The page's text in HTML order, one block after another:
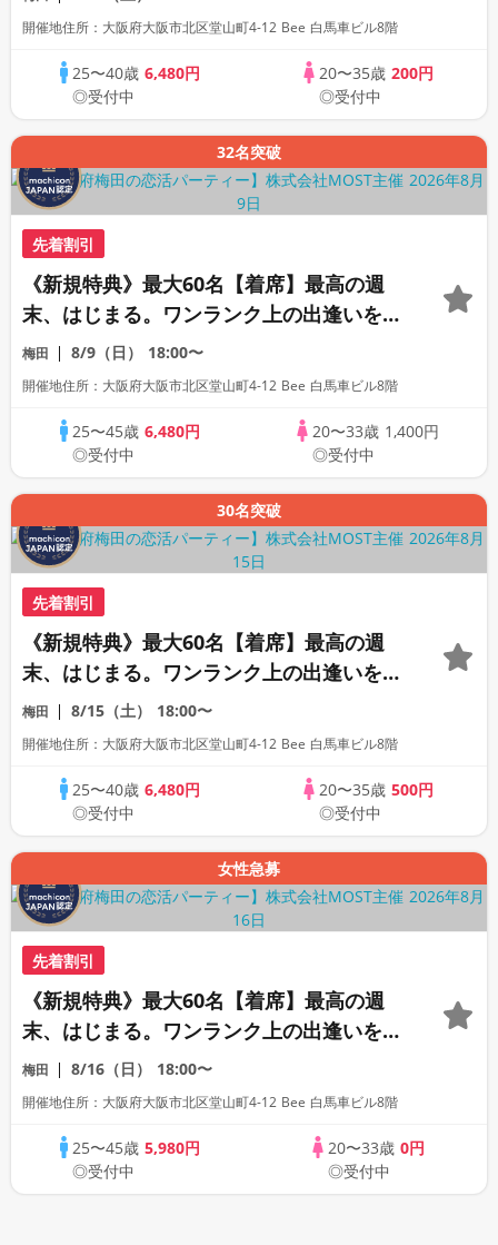
開催地住所：大阪府大阪市北区堂山町4-12 Bee 白馬車ビル8階
25〜40歳6,480円
◎受付中
20〜35歳 200円
◎受付中
32名突破
先着割引
《新規特典》最大60名【着席】最高の週
末、はじまる。ワンランク上の出逢いをあ
なたへ。
梅田 8/9（日） 18:00〜
開催地住所：大阪府大阪市北区堂山町4-12 Bee 白馬車ビル8階
25〜45歳6,480円
◎受付中
20〜33歳 1,400円
◎受付中
30名突破
先着割引
《新規特典》最大60名【着席】最高の週
末、はじまる。ワンランク上の出逢いをあ
なたへ。
梅田 8/15（土） 18:00〜
開催地住所：大阪府大阪市北区堂山町4-12 Bee 白馬車ビル8階
25〜40歳6,480円
◎受付中
20〜35歳 500円
◎受付中
女性急募
先着割引
《新規特典》最大60名【着席】最高の週
末、はじまる。ワンランク上の出逢いをあ
なたへ。
梅田 8/16（日） 18:00〜
開催地住所：大阪府大阪市北区堂山町4-12 Bee 白馬車ビル8階
25〜45歳5,980円
◎受付中
20〜33歳 0円
◎受付中